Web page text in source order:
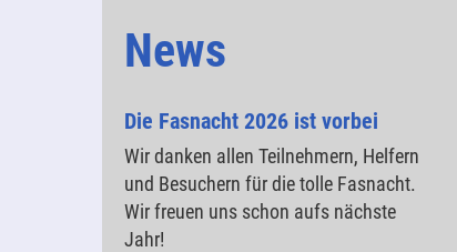
News
Die Fasnacht 2026 ist vorbei
Wir danken allen Teilnehmern, Helfern
und Besuchern für die tolle Fasnacht.
Wir freuen uns schon aufs nächste
Jahr!